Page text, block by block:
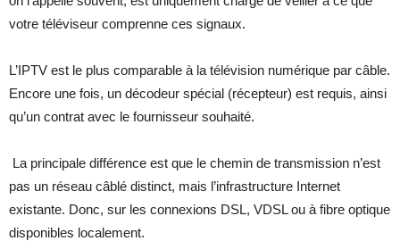
votre téléviseur comprenne ces signaux.
L’IPTV est le plus comparable à la télévision numérique par câble.
Encore une fois, un décodeur spécial (récepteur) est requis, ainsi
qu’un contrat avec le fournisseur souhaité.
La principale différence est que le chemin de transmission n’est
pas un réseau câblé distinct, mais l’infrastructure Internet
existante. Donc, sur les connexions DSL, VDSL ou à fibre optique
disponibles localement.